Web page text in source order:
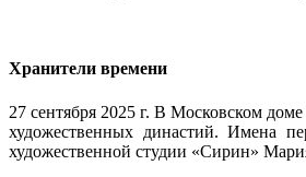
Хранители времени
27 сентября 2025 г. В Московском
художественных династий. Имена
художественной студии «Сирин»